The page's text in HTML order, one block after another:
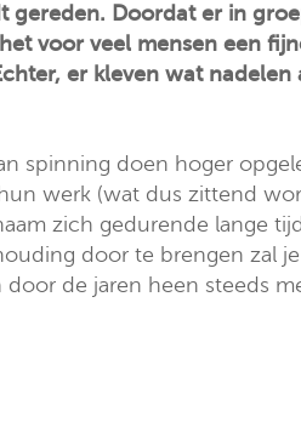
gereden. Doordat er in
voor veel mensen een
er kleven wat
spinning doen hoger
werk (wat dus zittend
zich gedurende lange
door te brengen zal
de jaren heen steeds